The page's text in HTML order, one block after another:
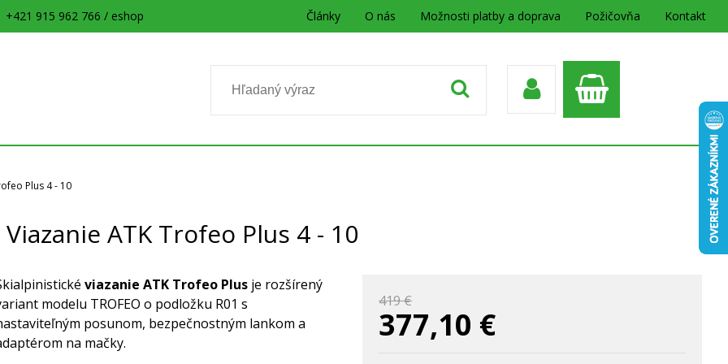
+421 915 962 766 / eshop Články O nás Možnosti platby a doprava Požičovňa Kontakt
Plus 4 - 10
Viazanie ATK Trofeo Plus 4 - 10
419 €
377,10 €
viazanie ATK Trofeo Plusje rozšírený
modelu TROFEO o podložku R01 s
posunom, bezpečnostným lankom a
na mačky.